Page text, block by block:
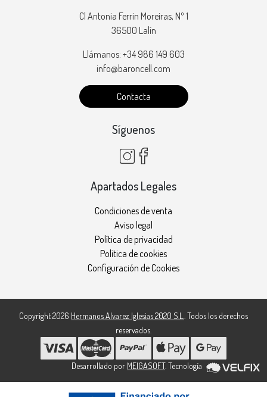
Cl Antonia Ferrin Moreiras, Nº 1
36500 Lalín
Llámanos: +34 986 149 603
info@baroncell.com
Contacta
Síguenos
Apartados Legales
Condiciones de venta
Aviso legal
Política de privacidad
Política de cookies
Configuración de Cookies
Copyright 2026 Hermanos Alvarez Iglesias 2020 S.L.
. Todos los derechos
reservados.
Desarrollado por MEIGASOFT. Tecnología